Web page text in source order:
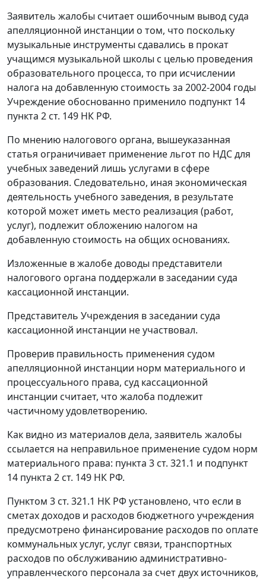
Заявитель жалобы считает ошибочным вывод суда
апелляционной инстанции о том, что поскольку
музыкальные инструменты сдавались в прокат
учащимся музыкальной школы с целью проведения
образовательного процесса, то при исчислении
налога на добавленную стоимость за 2002-2004 годы
Учреждение обоснованно применило подпункт 14
пункта 2 ст. 149 НК РФ.
По мнению налогового органа, вышеуказанная
статья ограничивает применение льгот по НДС для
учебных заведений лишь услугами в сфере
образования. Следовательно, иная экономическая
деятельность учебного заведения, в результате
которой может иметь место реализация (работ,
услуг), подлежит обложению налогом на
добавленную стоимость на общих основаниях.
Изложенные в жалобе доводы представители
налогового органа поддержали в заседании суда
кассационной инстанции.
Представитель Учреждения в заседании суда
кассационной инстанции не участвовал.
Проверив правильность применения судом
апелляционной инстанции норм материального и
процессуального права, суд кассационной
инстанции считает, что жалоба подлежит
частичному удовлетворению.
Как видно из материалов дела, заявитель жалобы
ссылается на неправильное применение судом норм
материального права: пункта 3 ст. 321.1 и подпункт
14 пункта 2 ст. 149 НК РФ.
Пунктом 3 ст. 321.1 НК РФ установлено, что если в
сметах доходов и расходов бюджетного учреждения
предусмотрено финансирование расходов по оплате
коммунальных услуг, услуг связи, транспортных
расходов по обслуживанию административно-
управленческого персонала за счет двух источников,